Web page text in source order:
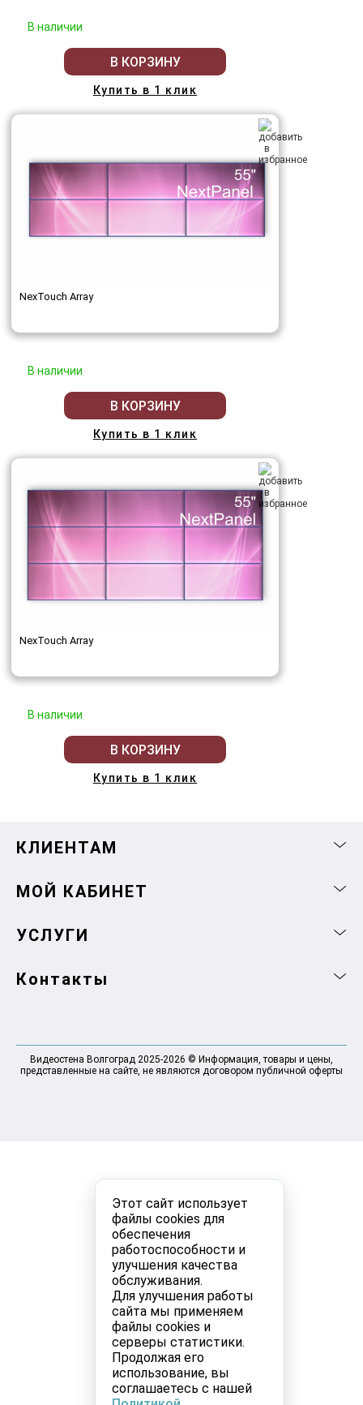
Этот сайт использует
файлы cookies для
обеспечения
работоспособности и
улучшения качества
обслуживания.
Для улучшения работы
сайта мы применяем
файлы cookies и
серверы статистики.
Продолжая его
использование, вы
соглашаетесь с нашей
В наличии
В КОРЗИНУ
Купить в 1 клик
NexTouch Array
В наличии
В КОРЗИНУ
Купить в 1 клик
NexTouch Array
В наличии
В КОРЗИНУ
Купить в 1 клик
КЛИЕНТАМ
МОЙ КАБИНЕТ
УСЛУГИ
Контакты
Видеостена Волгоград 2025-2026 © Информация, товары и цены,
представленные на сайте, не являются договором публичной оферты